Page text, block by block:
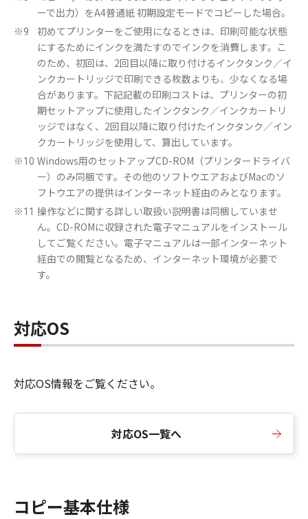
ーで出力）をA4普通紙 初期設定モードでコピーした場合。
※9
初めてプリンターをご使用になるときは、印刷可能な状態
にするためにインクを満たすのでインクを消費します。こ
のため、初回は、2回目以降に取り付けるインクタンク／イ
ンクカートリッジで印刷できる枚数よりも、少なくなる場
合があります。下記記載の印刷コストは、プリンターの初
期セットアップに使用したインクタンク／インクカートリ
ッジではなく、2回目以降に取り付けたインクタンク／イン
クカートリッジを使用して、算出しています。
※10 Windows用のセットアップCD-ROM（プリンタードライバ
ー）のみ同梱です。その他のソフトウエアおよびMacのソ
フトウエアの提供はインターネット経由のみとなります。
※11 操作などに関する詳しい取扱い説明書は同梱していませ
ん。CD-ROMに収録された電子マニュアルをインストール
してご覧ください。電子マニュアルは一部インターネット
経由での閲覧となるため、インターネット環境が必要で
す。
対応OS
対応OS情報をご覧ください。
対応OS一覧へ
コピー基本仕様